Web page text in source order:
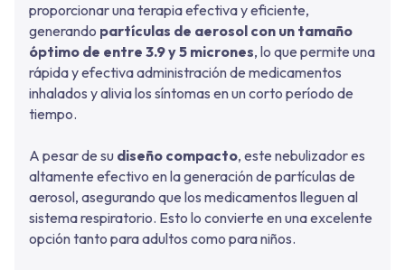
proporcionar una terapia efectiva y eficiente,
generando partículas de aerosol con un tamaño
óptimo de entre 3.9 y 5 micrones, lo que permite una
rápida y efectiva administración de medicamentos
inhalados y alivia los síntomas en un corto período de
tiempo.
A pesar de su diseño compacto, este nebulizador es
altamente efectivo en la generación de partículas de
aerosol, asegurando que los medicamentos lleguen al
sistema respiratorio. Esto lo convierte en una excelente
opción tanto para adultos como para niños.